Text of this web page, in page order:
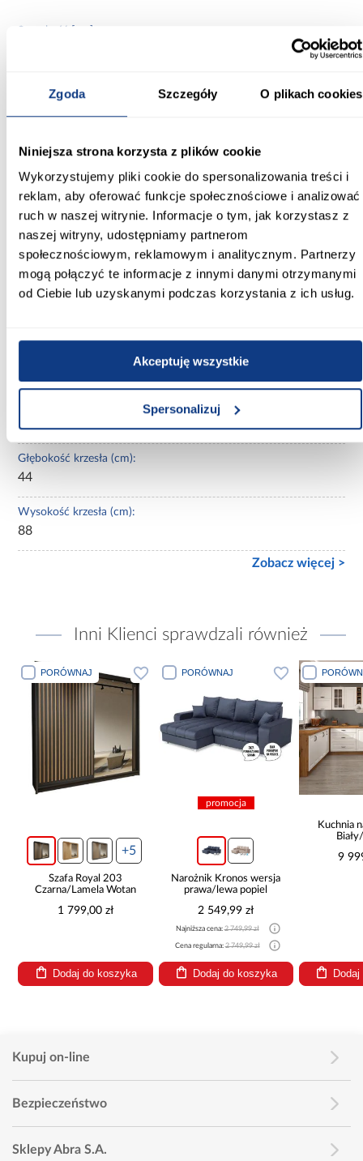
Zgoda Szczegóły O plikach cookies
Niniejsza strona korzysta z plików cookie
Wykorzystujemy pliki cookie do spersonalizowania treści i
reklam, aby oferować funkcje społecznościowe i analizować
ruch w naszej witrynie. Informacje o tym, jak korzystasz z
naszej witryny, udostępniamy partnerom
społecznościowym, reklamowym i analitycznym. Partnerzy
mogą połączyć te informacje z innymi danymi otrzymanymi
od Ciebie lub uzyskanymi podczas korzystania z ich usług.
Akceptuję wszystkie
Spersonalizuj
Szerokość [cm]:
80.00
80.00
Wysokość [cm]:
Kształt blatu:
prostokątny
Rozkładany blat:
Głębokość krzesła (cm):
44
Wysokość krzesła (cm):
88
Zobacz więcej >
Inni Klienci sprawdzali również
PORÓWNAJ
+5
Szafa Royal 203
Czarna/Lamela Wotan
1 799,00 zł
Dodaj do koszyka
PORÓWNAJ
promocja
Narożnik Kronos wersja
prawa/lewa popiel
2 549,99 zł
Najniższa cena:2 749,99 zł
Cena regularna:2 749,99 zł
Dodaj do koszyka
Kuchnia
9
Kupuj on-line
Bezpieczeństwo
Sklepy Abra S.A.